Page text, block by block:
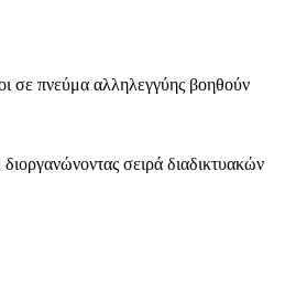
σε πνεύμα αλληλεγγύης βοηθούν
σειρά διαδικτυακών